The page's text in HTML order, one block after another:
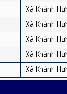
Xã Khánh
Xã Khánh
Xã Khánh
Xã Khánh
Xã Khánh